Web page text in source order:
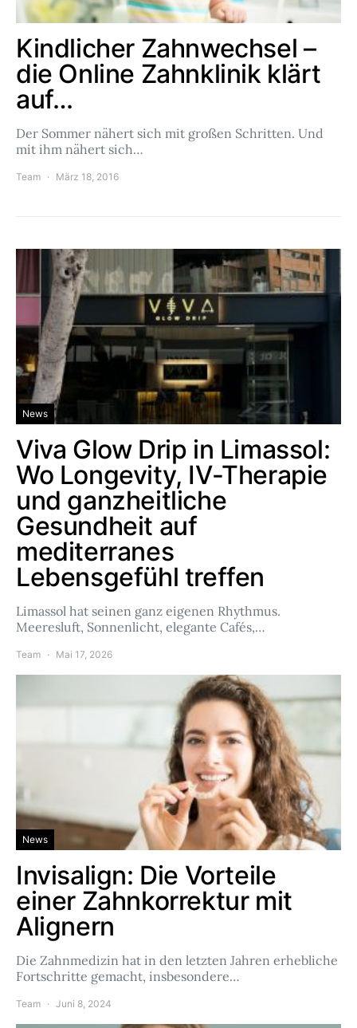
Kindlicher Zahnwechsel –
die Online Zahnklinik klärt
auf…
Der Sommer nähert sich mit großen Schritten. Und
mit ihm nähert sich…
Team März 18, 2016
News
Viva Glow Drip in Limassol:
Wo Longevity, IV-Therapie
und ganzheitliche
Gesundheit auf
mediterranes
Lebensgefühl treffen
Limassol hat seinen ganz eigenen Rhythmus.
Meeresluft, Sonnenlicht, elegante Cafés,…
Team Mai 17, 2026
News
Invisalign: Die Vorteile
einer Zahnkorrektur mit
Alignern
Die Zahnmedizin hat in den letzten Jahren erhebliche
Fortschritte gemacht, insbesondere…
Team Juni 8, 2024